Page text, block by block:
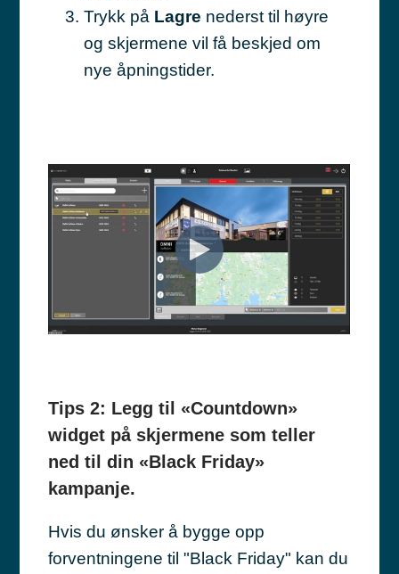
Trykk på Lagre nederst til høyre
og skjermene vil få beskjed om
nye åpningstider.
Tips 2: Legg til «Countdown»
widget på skjermene som teller
ned til din «Black Friday»
kampanje.
Hvis du ønsker å bygge opp
forventningene til "Black Friday" kan du